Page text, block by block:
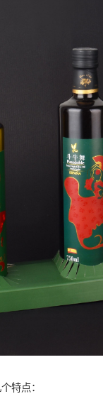
特点：